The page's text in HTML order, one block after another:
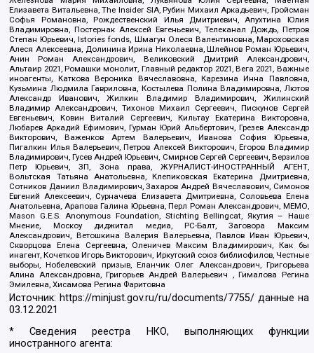
Елизавета Витальевна, The Insider SIA, Рубин Михаил Аркадьевич, Гройсман
Софья Романовна, Рождественский Илья Дмитриевич, Апухтина Юлия
Владимировна, Постернак Алексей Евгеньевич, Телеканал Дождь, Петров
Степан Юрьевич, Istories fonds, Шмагун Олеся Валентиновна, Мароховская
Алеся Алексеевна, Долинина Ирина Николаевна, Шлейнов Роман Юрьевич,
Анин Роман Александрович, Великовский Дмитрий Александрович,
Альтаир 2021, Ромашки монолит, Главный редактор 2021, Вега 2021, Важные
иноагенты, Каткова Вероника Вячеславовна, Карезина Инна Павловна,
Кузьмина Людмила Гавриловна, Костылева Полина Владимировна, Лютов
Александр Иванович, Жилкин Владимир Владимирович, Жилинский
Владимир Александрович, Тихонов Михаил Сергеевич, Пискунов Сергей
Евгеньевич, Ковин Виталий Сергеевич, Кильтау Екатерина Викторовна,
Любарев Аркадий Ефимович, Гурман Юрий Альбертович, Грезев Александр
Викторович, Важенков Артем Валерьевич, Иванова София Юрьевна,
Пигалкин Илья Валерьевич, Петров Алексей Викторович, Егоров Владимир
Владимирович, Гусев Андрей Юрьевич, Смирнов Сергей Сергеевич, Верзилов
Петр Юрьевич, ЗП, Зона права, ЖУРНАЛИСТ-ИНОСТРАННЫЙ АГЕНТ,
Вольтская Татьяна Анатольевна, Клепиковская Екатерина Дмитриевна,
Сотников Даниил Владимирович, Захаров Андрей Вячеславович, Симонов
Евгений Алексеевич, Сурначева Елизавета Дмитриевна, Соловьева Елена
Анатольевна, Арапова Галина Юрьевна, Перл Роман Александрович, МЕМО,
Mason G.E.S. Anonymous Foundation, Stichting Bellingcat, Якутия – Наше
Мнение, Москоу диджитал медиа, РС-Балт, Заговора Максим
Александрович, Ветошкина Валерия Валерьевна, Павлов Иван Юрьевич,
Скворцова Елена Сергеевна, Оленичев Максим Владимирович, Как бы
инагент, Кочетков Игорь Викторович, Иркутский союз библиофилов, Честные
выборы, Нобелевский призыв, Еланчик Олег Александрович, Григорьева
Алина Александровна, Григорьев Андрей Валерьевич , Гималова Регина
Эмилевна, Хисамова Регина Фаритовна
Источник: https://minjust.gov.ru/ru/documents/7755/ данные на
03.12.2021
* Сведения реестра НКО, выполняющих функции
иностранного агента: